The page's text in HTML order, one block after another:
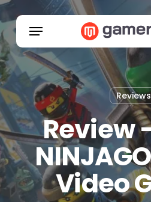
Skip
to
main
content
Menu
Reviews
Review
Video